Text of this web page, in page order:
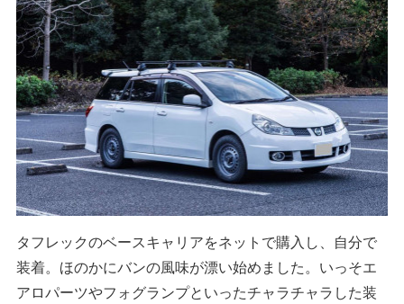
タフレックのベースキャリアをネットで購入し、自分で
装着。ほのかにバンの風味が漂い始めました。いっそエ
アロパーツやフォグランプといったチャラチャラした装